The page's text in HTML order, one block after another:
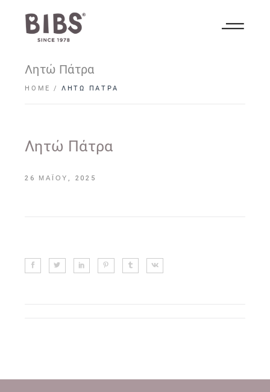
Λητώ Πάτρα
HOME ΛΗΤΏ ΠΆΤΡΑ
Λητώ Πάτρα
26 ΜΑΪ́ΟΥ, 2025